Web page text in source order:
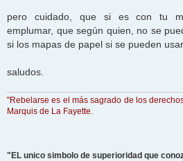
pero cuidado, que si es con tu
emplumar, que según quien, no se
si los mapas de papel si se pueden
saludos.
"Rebelarse es el más sagrado de los
Marquis de La Fayette.
"EL unico simbolo de superioridad que